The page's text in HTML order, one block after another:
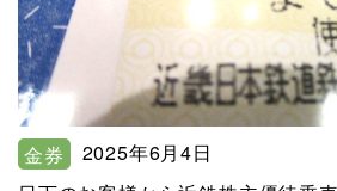
金券
2025年6月4日